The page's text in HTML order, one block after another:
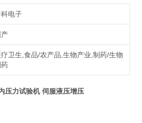
电子
产
疗卫生,食品/农产品,生物产业,制药/生物
压力试验机 伺服液压增压